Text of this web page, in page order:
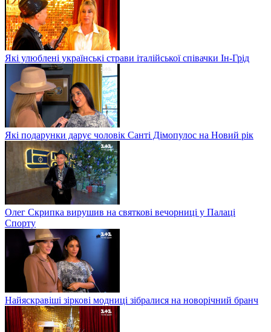
Які улюблені українські страви італійської співачки Ін-Грід
Які подарунки дарує чоловік Санті Дімопулос на Новий рік
Олег Скрипка вирушив на святкові вечорниці у Палаці
Спорту
Найяскравіші зіркові модниці зібралися на новорічний бранч